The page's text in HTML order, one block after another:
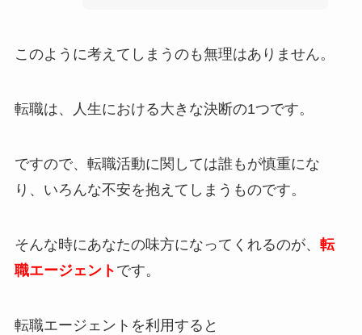
このように考えてしまうのも無理はありません。
転職は、人生における大きな決断の1つです。
ですので、転職活動に関しては誰もが慎重にな
り、いろんな不安を抱えてしまうものです。
そんな時にあなたの味方になってくれるのが、 転
職エージェント です。
転職エージェントを利用すると